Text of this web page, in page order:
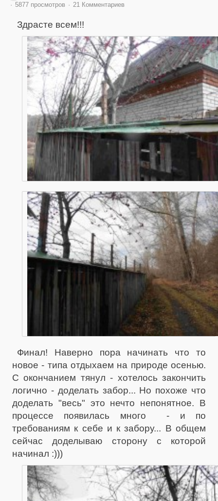
5877 просмотров
21 Комментариев
Здрасте всем!!!
Финал! Наверно пора начинать что то
новое - типа отдыхаем на природе осенью.
С окончанием тянул - хотелось закончить
логично - доделать забор... Но похоже что
доделать "весь" это нечто непонятное. В
процессе появилась много - и по
требованиям к себе и к забору... В общем
сейчас доделываю сторону с которой
начинал :)))